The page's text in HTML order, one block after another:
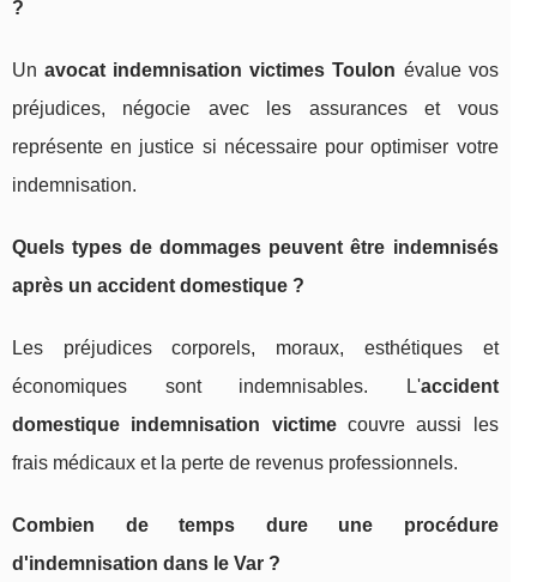
?
Unavocat indemnisation victimes Toulon évalue vos
préjudices, négocie avec les assurances et vous
représente en justice si nécessaire pour optimiser votre
indemnisation.
Quels types de dommages peuvent être indemnisés
après un accident domestique ?
Les préjudices corporels, moraux, esthétiques et
économiques sont indemnisables. L'accident
domestique indemnisation victimecouvre aussi les
frais médicaux et la perte de revenus professionnels.
Combien de temps dure une procédure
d'indemnisation dans le Var ?